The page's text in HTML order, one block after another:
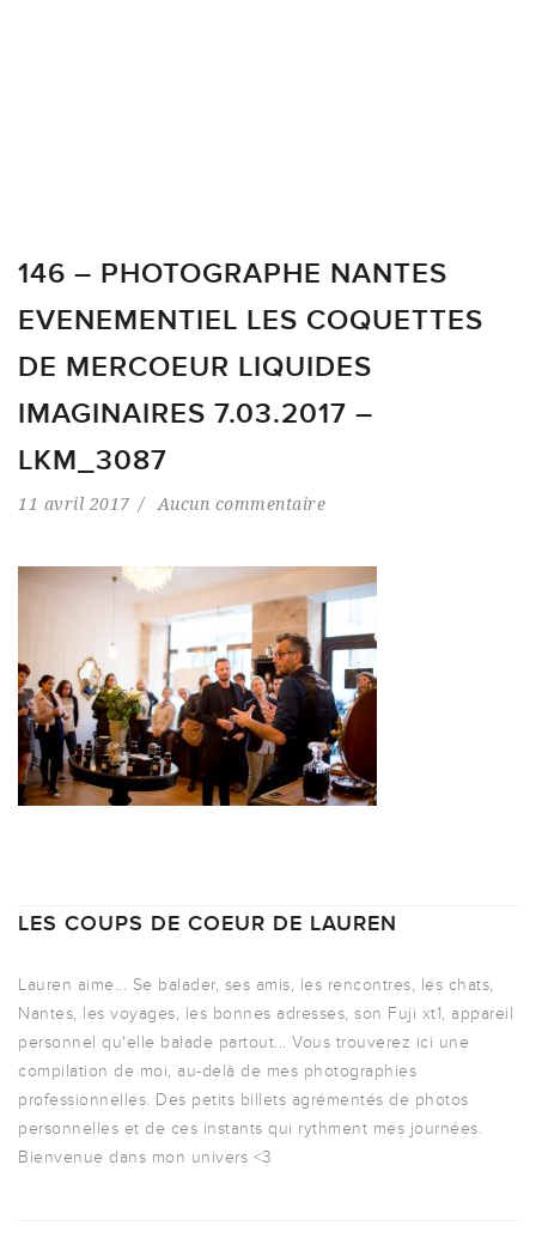
146 – PHOTOGRAPHE NANTES
EVENEMENTIEL LES COQUETTES
DE MERCOEUR LIQUIDES
IMAGINAIRES 7.03.2017 –
LKM_3087
11 avril 2017 Aucun commentaire
LES COUPS DE COEUR DE LAUREN
Lauren aime... Se balader, ses amis, les rencontres, les chats,
Nantes, les voyages, les bonnes adresses, son Fuji xt1, appareil
personnel qu'elle balade partout... Vous trouverez ici une
compilation de moi, au-delà de mes photographies
professionnelles. Des petits billets agrémentés de photos
personnelles et de ces instants qui rythment mes journées.
Bienvenue dans mon univers <3